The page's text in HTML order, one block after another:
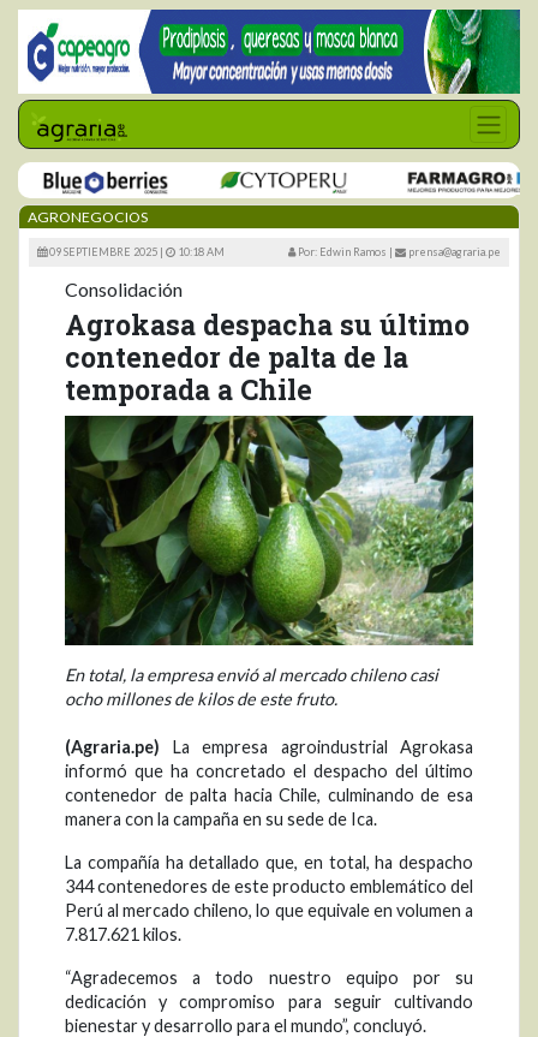
AGRONEGOCIOS
09 SEPTIEMBRE 2025 | 10:18 AM Por: Edwin Ramos | prensa@agraria.pe
Consolidación
Agrokasa despacha su último
contenedor de palta de la
temporada a Chile
En total, la empresa envió al mercado chileno casi
ocho millones de kilos de este fruto.
(Agraria.pe) La empresa agroindustrial Agrokasa
informó que ha concretado el despacho del último
contenedor de palta hacia Chile, culminando de esa
manera con la campaña en su sede de Ica.
La compañía ha detallado que, en total, ha despacho
344 contenedores de este producto emblemático del
Perú al mercado chileno, lo que equivale en volumen a
7.817.621 kilos.
“Agradecemos a todo nuestro equipo por su
dedicación y compromiso para seguir cultivando
bienestar y desarrollo para el mundo”, concluyó.